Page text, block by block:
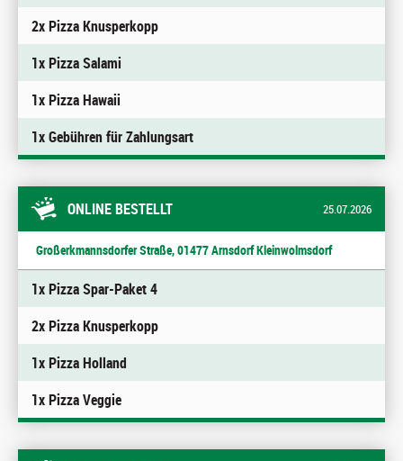
2x Pizza Knusperkopp
1x Pizza Salami
1x Pizza Hawaii
1x Gebühren für Zahlungsart
ONLINE BESTELLT 25.07.2026
Großerkmannsdorfer Straße, 01477 Arnsdorf Kleinwolmsdorf
1x Pizza Spar-Paket 4
2x Pizza Knusperkopp
1x Pizza Holland
1x Pizza Veggie